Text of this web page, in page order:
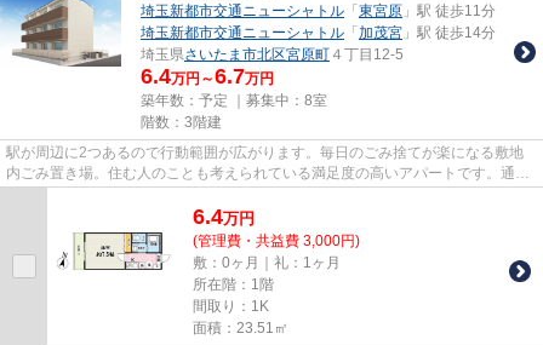
埼玉新都市交通ニューシャトル 「 東宮原 」駅 徒歩11分
埼玉新都市交通ニューシャトル 「 加茂宮 」駅 徒歩14分
埼玉県さいたま市北区宮原町 ４丁目12-5
6.4万円～6.7万円
築年数：予定 ｜募集中： 8室
階数：3階建
駅が周辺に2つあるので行動範囲が広がります。毎日のごみ捨てが楽になる敷地
内ごみ置き場。住む人のことも考えられている満足度の高いアパートです。通勤
6.4万円
(管理費・共益費 3,000円)
敷：0ヶ月｜礼：1ヶ月
所在階：1階
間取り：1K
面積：23.51㎡